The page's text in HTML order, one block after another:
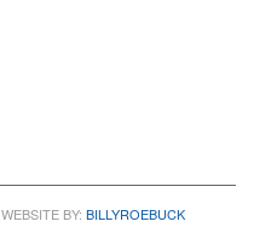
WEBSITE BY: BILLYROEBUCK